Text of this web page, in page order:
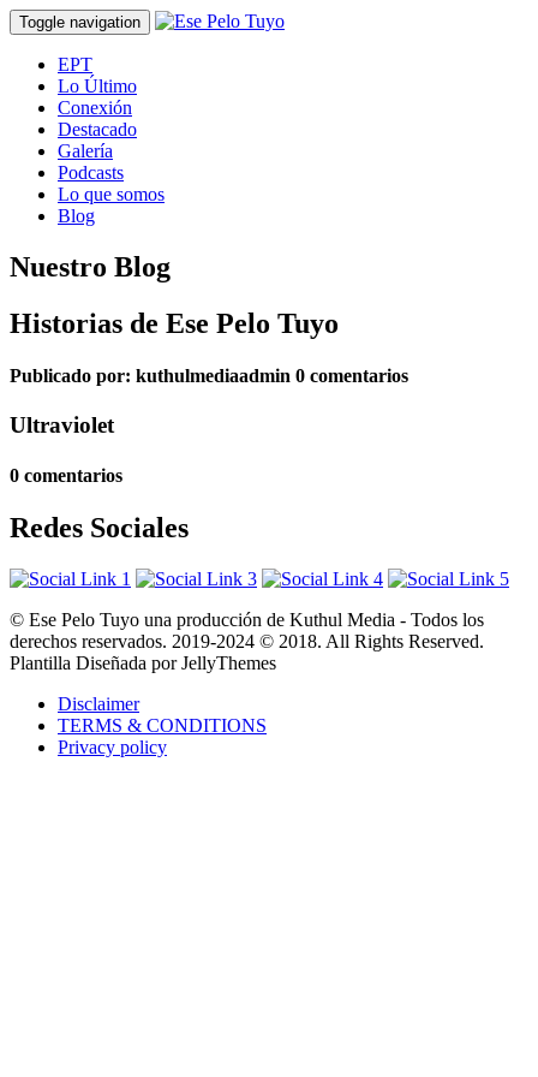
Toggle navigation
EPT
Lo Último
Conexión
Destacado
Galería
Podcasts
Lo que somos
Blog
Nuestro Blog
Historias de Ese Pelo Tuyo
Publicado por: kuthulmediaadmin 0 comentarios
Ultraviolet
0 comentarios
Redes Sociales
© Ese Pelo Tuyo una producción de Kuthul Media - Todos los
derechos reservados. 2019-2024 © 2018. All Rights Reserved.
Plantilla Diseñada por JellyThemes
Disclaimer
TERMS & CONDITIONS
Privacy policy